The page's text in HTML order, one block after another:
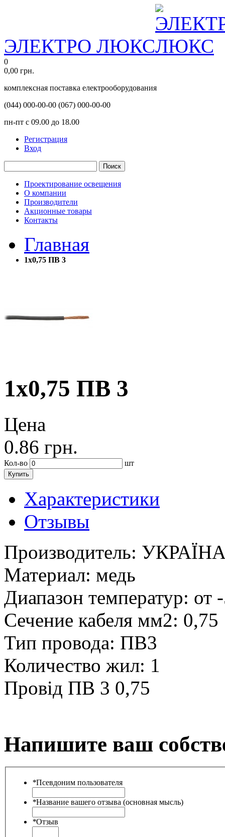
ЭЛЕКТРО ЛЮКС
0
0,00 грн.
комплексная поставка електрооборудования
(044) 000-00-00 (067) 000-00-00
пн-пт с 09.00 до 18.00
Регистрация
Вход
Поиск
Проектирование освещения
О компании
Производители
Акционные товары
Контакты
Главная
1х0,75 ПВ 3
1х0,75 ПВ 3
Цена
0.86 грн.
Кол-во шт
Купить
Характеристики
Отзывы
Производитель:
Материал: медь
Диапазон температур: от
Сечение кабеля мм2: 0,75
Тип провода: ПВ3
Количество жил: 1
Провід ПВ 3 0,75
Напишите ваш
*Псевдоним пользователя
*Название вашего отзыва (основная мысль)
*Отзыв